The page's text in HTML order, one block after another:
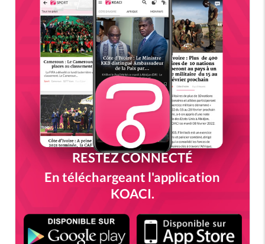
RESTEZ CONNECTÉ
En téléchargeant l'application
KOACI.